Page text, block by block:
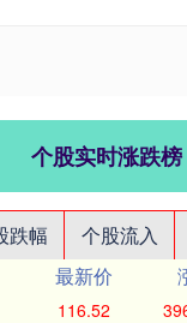
个股实时涨跌榜
跌幅 个股流入
最新价
116.52